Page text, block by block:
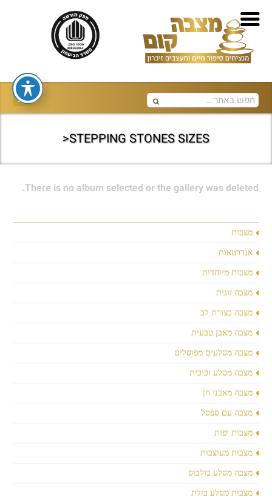
STEPPING STONES SIZES<
מצבות
אנדרטאות
מצבות מיוחדות
מצבה זוגית
מצבה בצורת לב
מצבה מאבן טבעית
מצבה מסלעים מפוסלים
מצבה מסלע זכוכית
מצבה מאבני חן
מצבה עם ספסל
מצבות יפות
מצבות מעוצבות
מצבה מסלע בולבוס
מצבות מסלע בזלת
There is no album selected or the gallery was deleted.